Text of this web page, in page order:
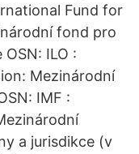
Fund for
fond pro
ILO :
Mezinárodní
IMF :
a jurisdikce (v